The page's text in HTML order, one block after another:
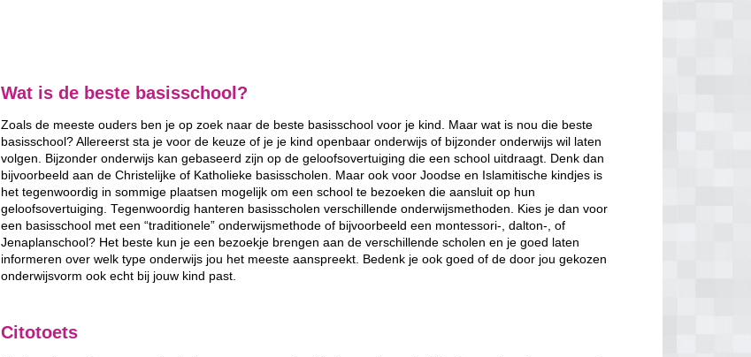
Wat is de beste basisschool?
Zoals de meeste ouders ben je op zoek naar de beste basisschool voor je kind. Maar wat is nou die beste
basisschool? Allereerst sta je voor de keuze of je je kind openbaar onderwijs of bijzonder onderwijs wil laten
volgen. Bijzonder onderwijs kan gebaseerd zijn op de geloofsovertuiging die een school uitdraagt. Denk dan
bijvoorbeeld aan de Christelijke of Katholieke basisscholen. Maar ook voor Joodse en Islamitische kindjes is
het tegenwoordig in sommige plaatsen mogelijk om een school te bezoeken die aansluit op hun
geloofsovertuiging. Tegenwoordig hanteren basisscholen verschillende onderwijsmethoden. Kies je dan voor
een basisschool met een “traditionele” onderwijsmethode of bijvoorbeeld een montessori-, dalton-, of
Jenaplanschool? Het beste kun je een bezoekje brengen aan de verschillende scholen en je goed laten
informeren over welk type onderwijs jou het meeste aanspreekt. Bedenk je ook goed of de door jou gekozen
onderwijsvorm ook echt bij jouw kind past.
Citotoets